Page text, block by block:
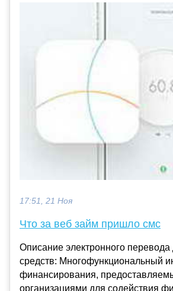
17:51, 21 Ноя
Что за веб займ пришло смс
Описание электронного
средств: Многофункциональный
финансирования,
организациями для содействия